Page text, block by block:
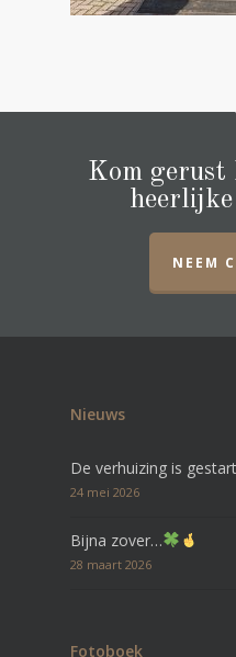
Kom gerust
NEEM
Nieuws
De verhuizing is
24 mei 2026
Bijna zover…
28 maart 2026
Fotoboek